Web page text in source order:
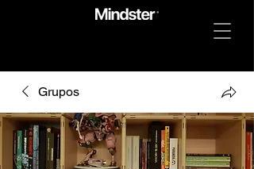
Grupos